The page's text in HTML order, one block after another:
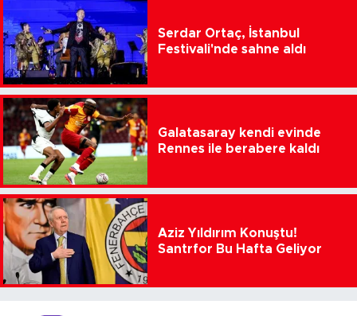
Serdar Ortaç, İstanbul
Festivali'nde sahne aldı
Galatasaray kendi evinde
Rennes ile berabere kaldı
Aziz Yıldırım Konuştu!
Santrfor Bu Hafta Geliyor